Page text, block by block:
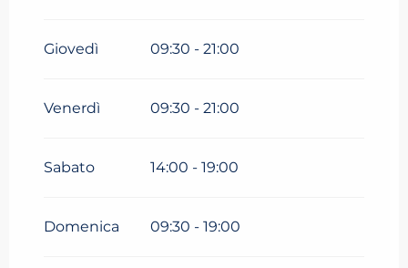
Giovedì 09:30 - 21:00
Venerdì 09:30 - 21:00
Sabato 14:00 - 19:00
Domenica 09:30 - 19:00